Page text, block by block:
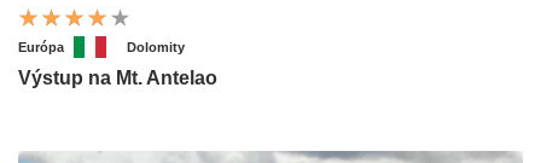
Európa Dolomity
Výstup na Mt. Antelao